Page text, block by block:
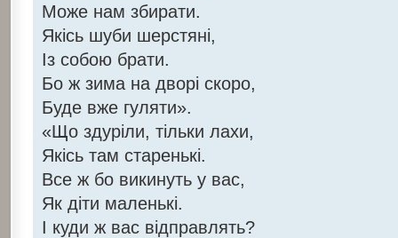
Може нам збирати.
Якісь шуби шерстяні,
Із собою брати.
Бо ж зима на дворі скоро,
Буде вже гуляти».
«Що здуріли, тільки лахи,
Якісь там старенькі.
Все ж бо викинуть у вас,
Як діти маленькі.
І куди ж вас відправлять?